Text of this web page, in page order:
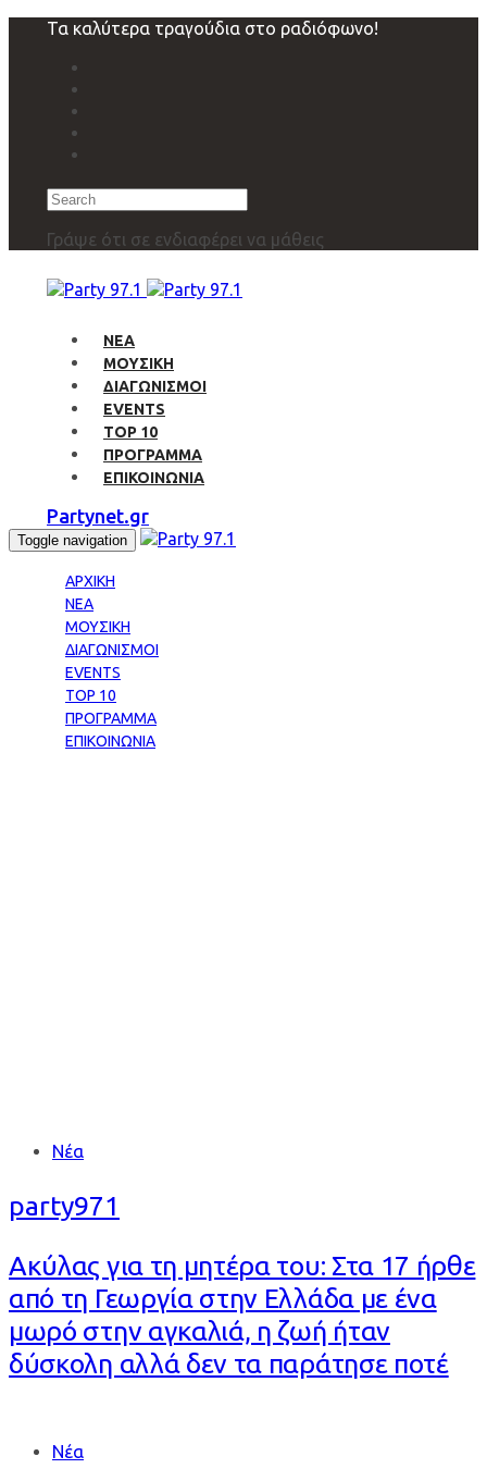
navigation
Τα καλύτερα τραγούδια στο ραδιόφωνο!
Search
Γράψε ότι σε ενδιαφέρει να μάθεις
ΝΕΑ
ΜΟΥΣΙΚΗ
ΔΙΑΓΩΝΙΣΜΟΙ
EVENTS
TOP 10
ΠΡΟΓΡΑΜΜΑ
ΕΠΙΚΟΙΝΩΝΙΑ
Partynet.gr
Toggle navigation
ΑΡΧΙΚΗ
ΝΕΑ
ΜΟΥΣΙΚΗ
ΔΙΑΓΩΝΙΣΜΟΙ
EVENTS
TOP 10
ΠΡΟΓΡΑΜΜΑ
ΕΠΙΚΟΙΝΩΝΙΑ
Tags Νέα
party971
Ακύλας για τη μητέρα του: Στα 17 ήρθε
από τη Γεωργία στην Ελλάδα με ένα
μωρό στην αγκαλιά, η ζωή ήταν
δύσκολη αλλά δεν τα παράτησε ποτέ
Tags Νέα